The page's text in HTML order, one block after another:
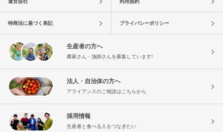
特商法に基づく表記 プライバシーポリシー
生産者の方へ
農家さん・漁師さんを募集しています!
法人・自治体の方へ
アライアンスのご相談はこちらから
採用情報
生産者と食べる人をつなぎたい